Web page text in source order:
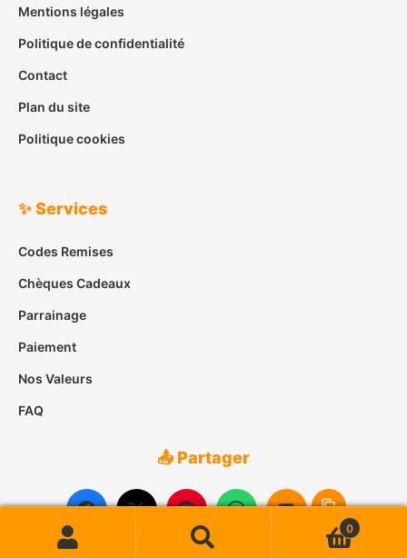
Mentions légales
Politique de confidentialité
Contact
Plan du site
Politique cookies
✨ Services
Codes Remises
Chèques Cadeaux
Parrainage
Paiement
Nos Valeurs
FAQ
📤 Partager
Recherche
Recherche
0